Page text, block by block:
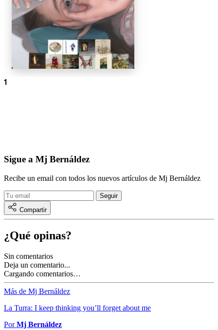
Sigue a Mj Bernáldez
Recibe un email con todos los nuevos artículos de Mj Bernáldez
Compartir
¿Qué opinas?
Sin comentarios
Deja un comentario...
Cargando comentarios…
Más de Mj Bernáldez
La Turra: I keep thinking you’ll forget about me
PorMj Bernáldez